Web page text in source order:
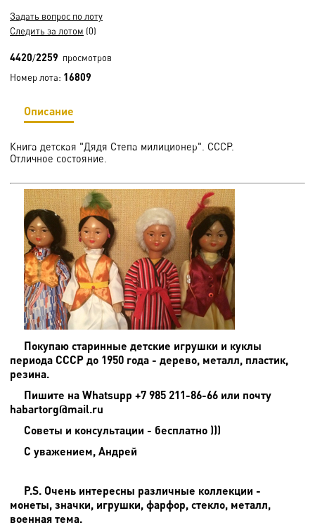
Задать вопрос по лоту
Следить за лотом (0)
4420/2259 просмотров
Номер лота: 16809
Описание
Книга детская "Дядя Степа милиционер". СССР.
Отличное состояние.
Покупаю старинные детские игрушки и куклы
периода СССР до 1950 года - дерево, металл, пластик,
резина.
Пишите на Whatsupp +7 985 211-86-66 или почту
habartorg@mail.ru
Советы и консультации - бесплатно )))
С уважением, Андрей
P.S. Очень интересны различные коллекции -
монеты, значки, игрушки, фарфор, стекло, металл,
военная тема.